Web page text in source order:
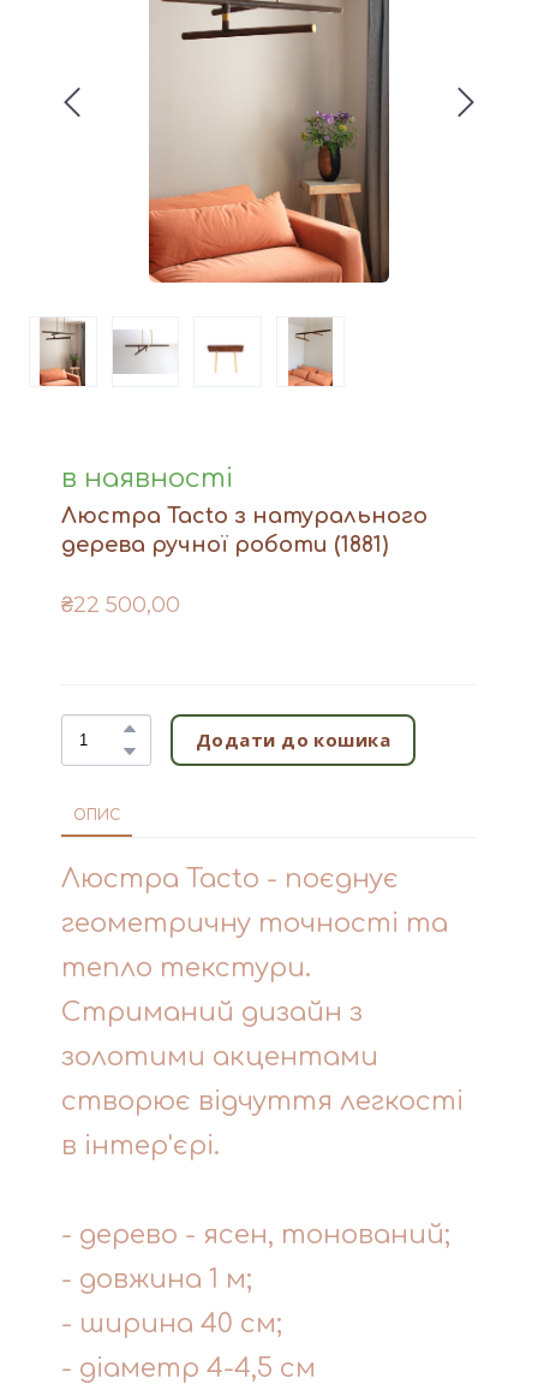
Вази
Догляд за виробами
Доставка та оплата
Контакти
в наявності
Люстра Tacto з натурального
дерева ручної роботи (1881)
₴22 500,00
Додати до кошика
ОПИС
Люстра Tacto - поєднує
геометричну точності та
тепло текстури.
Стриманий дизайн з
золотими акцентами
створює відчуття легкості
в інтер'єрі.
- дерево - ясен, тонований;
- довжина 1 м;
- ширина 40 см;
- діаметр 4-4,5 см